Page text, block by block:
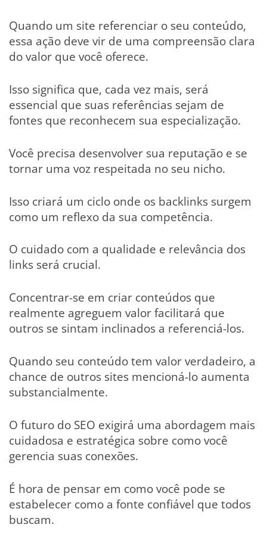
Quando um site referenciar o seu conteúdo,
essa ação deve vir de uma compreensão clara
do valor que você oferece.
Isso significa que, cada vez mais, será
essencial que suas referências sejam de
fontes que reconhecem sua especialização.
Você precisa desenvolver sua reputação e se
tornar uma voz respeitada no seu nicho.
Isso criará um ciclo onde os backlinks surgem
como um reflexo da sua competência.
O cuidado com a qualidade e relevância dos
links será crucial.
Concentrar-se em criar conteúdos que
realmente agreguem valor facilitará que
outros se sintam inclinados a referenciá-los.
Quando seu conteúdo tem valor verdadeiro, a
chance de outros sites mencioná-lo aumenta
substancialmente.
O futuro do SEO exigirá uma abordagem mais
cuidadosa e estratégica sobre como você
gerencia suas conexões.
É hora de pensar em como você pode se
estabelecer como a fonte confiável que todos
buscam.